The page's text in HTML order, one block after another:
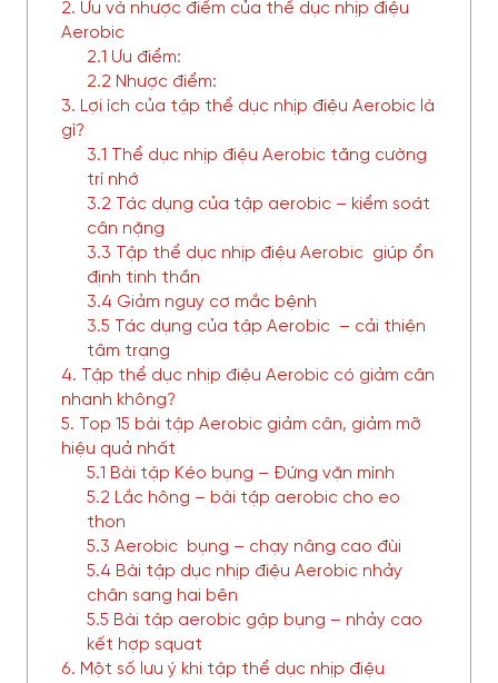
2. Ưu và nhược điểm của thể dục nhịp điệu
Aerobic
2.1 Ưu điểm:
2.2 Nhược điểm:
3. Lợi ích của tập thể dục nhịp điệu Aerobic là
gì?
3.1 Thể dục nhịp điệu Aerobic tăng cường
trí nhớ
3.2 Tác dụng của tập aerobic – kiểm soát
cân nặng
3.3 Tập thể dục nhịp điệu Aerobic giúp ổn
định tinh thần
3.4 Giảm nguy cơ mắc bệnh
3.5 Tác dụng của tập Aerobic – cải thiện
tâm trạng
4. Tập thể dục nhịp điệu Aerobic có giảm cân
nhanh không?
5. Top 15 bài tập Aerobic giảm cân, giảm mỡ
hiệu quả nhất
5.1 Bài tập Kéo bụng – Đứng vặn mình
5.2 Lắc hông – bài tập aerobic cho eo
thon
5.3 Aerobic bụng – chạy nâng cao đùi
5.4 Bài tập dục nhịp điệu Aerobic nhảy
chân sang hai bên
5.5 Bài tập aerobic gập bụng – nhảy cao
kết hợp squat
6. Một số lưu ý khi tập thể dục nhịp điệu